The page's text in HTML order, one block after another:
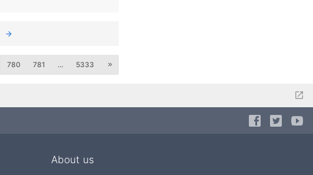
780 781 … 5333
About us